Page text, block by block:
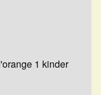
1 kinder